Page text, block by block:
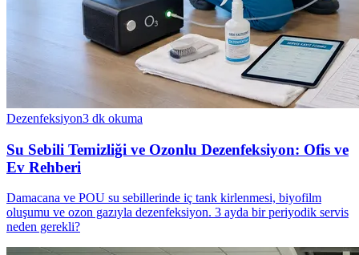
Dezenfeksiyon3 dk okuma
Su Sebili Temizliği ve Ozonlu Dezenfeksiyon: Ofis ve
Ev Rehberi
Damacana ve POU su sebillerinde iç tank kirlenmesi, biyofilm
oluşumu ve ozon gazıyla dezenfeksiyon. 3 ayda bir periyodik servis
neden gerekli?